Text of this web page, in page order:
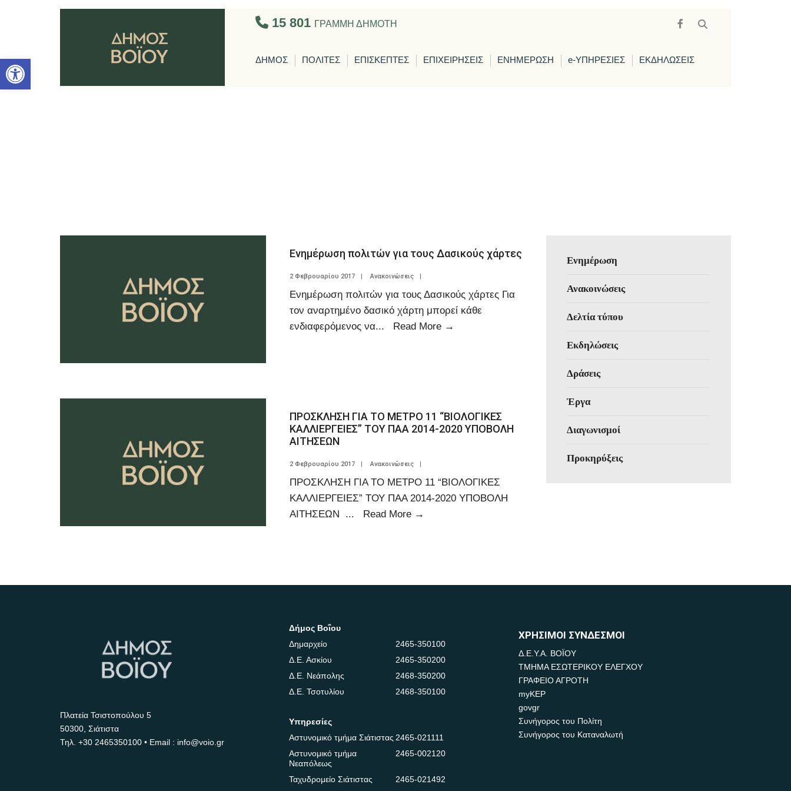
Ανοίξτε τη γραμμή εργαλείων
15 801 ΓΡΑΜΜΗ ΔΗΜΟΤΗ
ΔΗΜΟΣ ΠΟΛΙΤΕΣ ΕΠΙΣΚΕΠΤΕΣ ΕΠΙΧΕΙΡΗΣΕΙΣ ΕΝΗΜΕΡΩΣΗ e-ΥΠΗΡΕΣΙΕΣ ΕΚΔΗΛΩΣΕΙΣ
Ενημέρωση πολιτών για τους Δασικούς χάρτες
2 Φεβρουαρίου 2017 | Ανακοινώσεις |
Ενημέρωση πολιτών για τους Δασικούς χάρτες Για
τον αναρτημένο δασικό χάρτη μπορεί κάθε
ενδιαφερόμενος να... Read More →
ΠΡΟΣΚΛΗΣΗ ΓΙΑ ΤΟ ΜΕΤΡΟ 11 “ΒΙΟΛΟΓΙΚΕΣ
ΚΑΛΛΙΕΡΓΕΙΕΣ” ΤΟΥ ΠΑΑ 2014-2020 ΥΠΟΒΟΛΗ
ΑΙΤΗΣΕΩΝ
2 Φεβρουαρίου 2017 | Ανακοινώσεις |
ΠΡΟΣΚΛΗΣΗ ΓΙΑ ΤΟ ΜΕΤΡΟ 11 “ΒΙΟΛΟΓΙΚΕΣ
ΚΑΛΛΙΕΡΓΕΙΕΣ” ΤΟΥ ΠΑΑ 2014-2020 ΥΠΟΒΟΛΗ
ΑΙΤΗΣΕΩΝ ... Read More →
Ενημέρωση
Ανακοινώσεις
Δελτία τύπου
Εκδηλώσεις
Δράσεις
Έργα
Διαγωνισμοί
Προκηρύξεις
Πλατεία Τσιστοπούλου 5
50300, Σιάτιστα
Τηλ. +30 2465350100 • Email : info@voio.gr
Δήμος Βοΐου
Δημαρχείο
2465-350100
Δ.Ε. Ασκίου
2465-350200
Δ.Ε. Νεάπολης
2468-350200
Δ.Ε. Τσοτυλίου
2468-350100
Υπηρεσίες
Αστυνομικό τμήμα Σιάτιστας2465-021111
Αστυνομικό τμήμα
Νεαπόλεως
2465-002120
Ταχυδρομείο Σιάτιστας
2465-021492
ΧΡΗΣΙΜΟΙ ΣΥΝΔΕΣΜΟΙ
Δ.Ε.Υ.Α. ΒΟΪΟΥ
ΤΜΗΜΑ ΕΣΩΤΕΡΙΚΟΥ ΕΛΕΓΧΟΥ
ΓΡΑΦΕΙΟ ΑΓΡΟΤΗ
myKEP
govgr
Συνήγορος του Πολίτη
Συνήγορος του Καταναλωτή